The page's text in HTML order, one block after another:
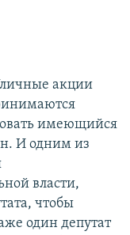
акции
имеющийся
И одним из
власти,
чтобы
один депутат